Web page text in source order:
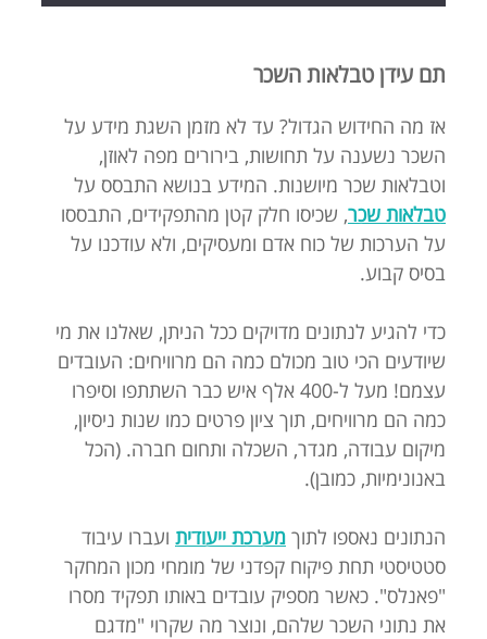
תם עידן טבלאות השכר
אז מה החידוש הגדול? עד לא מזמן השגת מידע על
השכר נשענה על תחושות, בירורים מפה לאוזן,
וטבלאות שכר מיושנות. המידע בנושא התבסס על
טבלאות שכר, שכיסו חלק קטן מהתפקידים, התבססו
על הערכות של כוח אדם ומעסיקים, ולא עודכנו על
בסיס קבוע.
כדי להגיע לנתונים מדויקים ככל הניתן, שאלנו את מי
שיודעים הכי טוב מכולם כמה הם מרוויחים: העובדים
עצמם! מעל ל-400 אלף איש כבר השתתפו וסיפרו
כמה הם מרוויחים, תוך ציון פרטים כמו שנות ניסיון,
מיקום עבודה, מגדר, השכלה ותחום חברה. (הכל
באנונימיות, כמובן).
הנתונים נאספו לתוך מערכת ייעודית ועברו עיבוד
סטטיסטי תחת פיקוח קפדני של מומחי מכון המחקר
"פאנלס". כאשר מספיק עובדים באותו תפקיד מסרו
את נתוני השכר שלהם, ונוצר מה שקרוי "מדגם